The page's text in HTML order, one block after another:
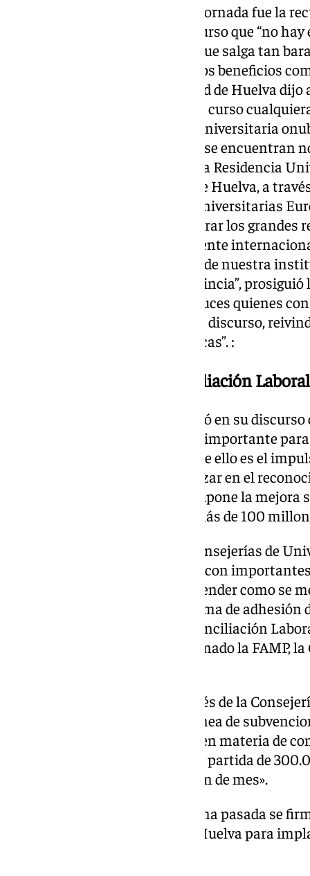
Otra de las protagonistas de la jornada fue la
Peña, quien remarcó en su discurso que “no
universitario como el andaluz que salga tan
y que ofrezca a la sociedad tantos beneficios
acto, la rectora de la Universidad de Huelva
“este que inauguramos no es un curso
aspiraciones de la comunidad universitaria
enorme esfuerzo”, entre las que se encuentran
también el estreno de la primera Residencia
integración de la Universidad de Huelva, a
elenco selecto de 64 Alianzas Universitarias
posición inmejorable para encarar los grandes
Europea de la mano de una potente
antes y un después para la vida de nuestra
beneficios en toda nuestra provincia”,
alabadas por los rectores andaluces quienes
UHU ha realizado un muy buen discurso,
andaluz de universidades públicas”. :
Pacto Andaluz por la Conciliación
El presidente andaluz manifestó en su
desarrollando un esfuerzo muy importante
universitario público y prueba de ello es el
rectores y sindicatos para avanzar en el
plantilla universitaria, lo que supone la mejora
trabajadores y la inversión de más de 100
Además, explicó que ayer las Consejerías de
rectores firmaron dos acuerdos con
para coordinar los trabajos y atender como se
discapacidad y el segundo, la firma de
públicas al Pacto Andaluz de Conciliación
transversal al que ya se han sumado la FAMP,
También puntualizó que, a través de la
destinar por primera vez una línea de
proyectos de las universidades en materia de
«Inicialmente, se destinará una partida de
publicación en BOJA antes de fin de mes».
Asimismo, recordó que la semana pasada se
Emprende y la Universidad de Huelva para